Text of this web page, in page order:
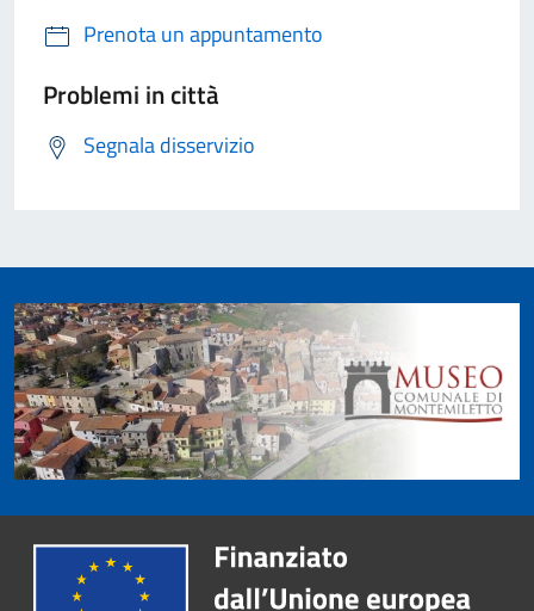
Prenota un appuntamento
Problemi in città
Segnala disservizio